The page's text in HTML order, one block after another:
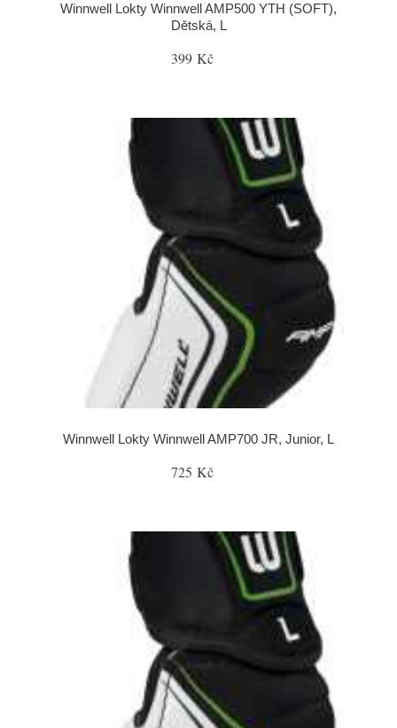
Winnwell Lokty Winnwell AMP500 YTH (SOFT),
Dětská, L
399 Kč
Winnwell Lokty Winnwell AMP700 JR, Junior, L
725 Kč